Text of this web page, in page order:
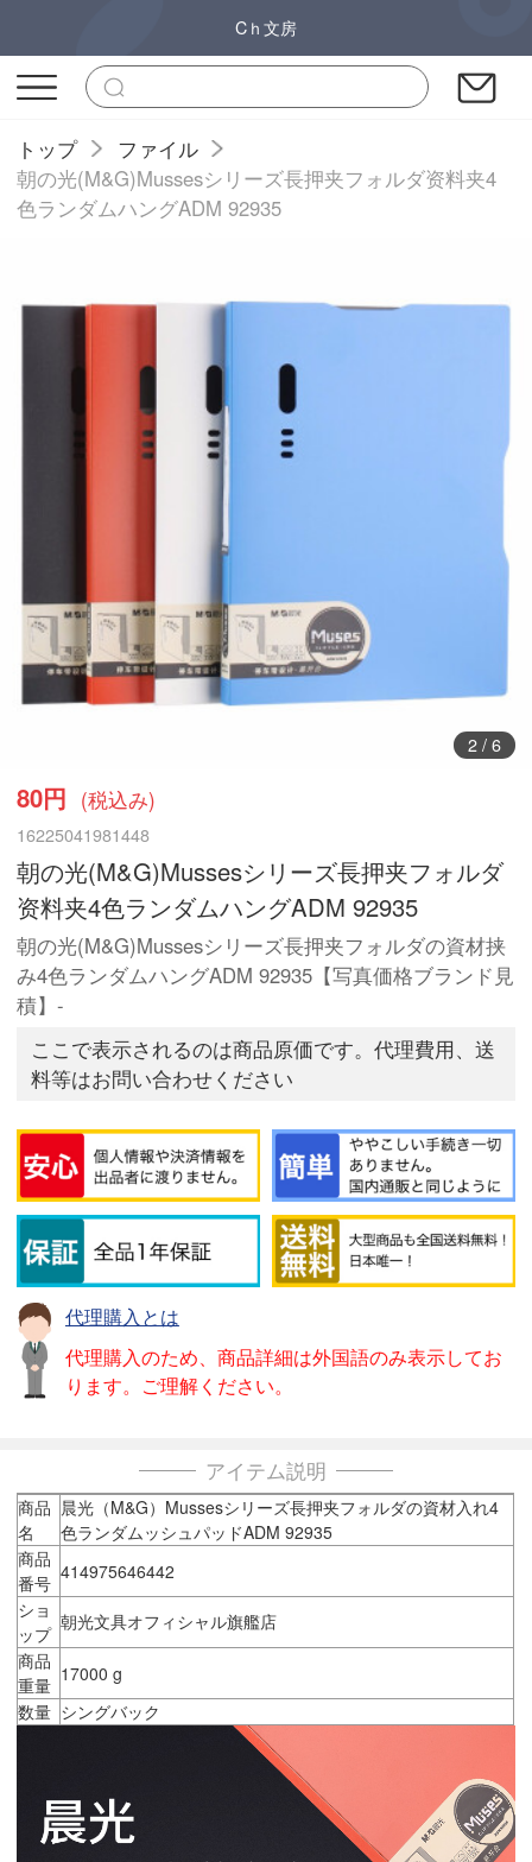
Cｈ文房
トップ
ファイル
朝の光(M&G)Mussesシリーズ長押夹フォルダ资料夹4
色ランダムハングADM 92935
3/ 6
80円 (税込み)
16225041981448
朝の光(M&G)Mussesシリーズ長押夹フォルダ
资料夹4色ランダムハングADM 92935
朝の光(M&G)Mussesシリーズ長押夹フォルダの資材挟
み4色ランダムハングADM 92935【写真価格ブランド見
積】-
ここで表示されるのは商品原価です。代理費用、送
料等はお問い合わせください
代理購入とは
代理購入のため、商品詳細は外国語のみ表示してお
ります。ご理解ください。
アイテム説明
商品
名
晨光（M&G）Mussesシリーズ長押夹フォルダの資材入れ4
色ランダムッシュパッドADM 92935
商品
番号 414975646442
ショ
ップ
朝光文具オフィシャル旗艦店
商品
重量 17000 g
数量 シングバック